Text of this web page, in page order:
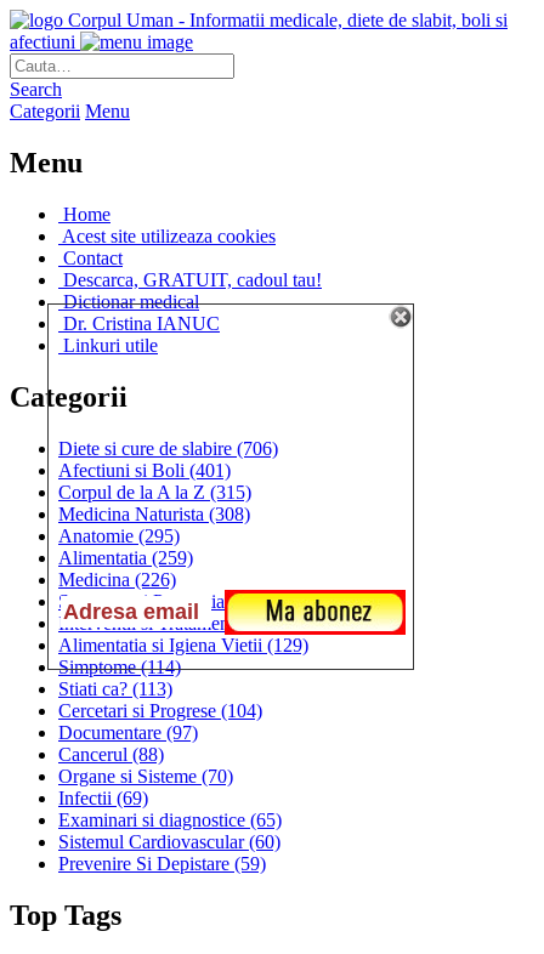
Corpul Uman - Informatii medicale, diete de slabit, boli si
afectiuni
Search
Categorii Menu
Menu
Home
Acest site utilizeaza cookies
Contact
Descarca, GRATUIT, cadoul tau!
Dictionar medical
Dr. Cristina IANUC
Linkuri utile
Categorii
Diete si cure de slabire (706)
Afectiuni si Boli (401)
Corpul de la A la Z (315)
Medicina Naturista (308)
Anatomie (295)
Alimentatia (259)
Medicina (226)
Sanatatea si Preventia(170)
Interventii si Tratamente(167)
Alimentatia si Igiena Vietii (129)
Simptome(114)
Stiati ca? (113)
Cercetari si Progrese (104)
Documentare (97)
Cancerul (88)
Organe si Sisteme (70)
Infectii (69)
Examinari si diagnostice (65)
Sistemul Cardiovascular(60)
Prevenire Si Depistare (59)
Top Tags